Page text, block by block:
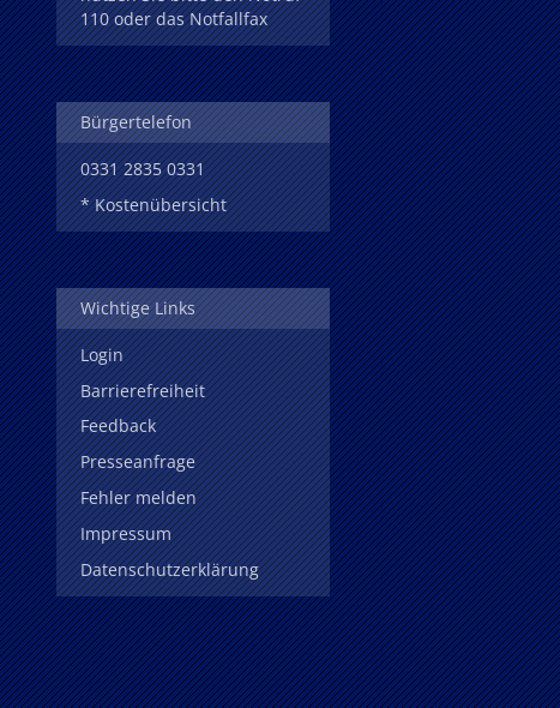
110 oder das Notfallfax
Bürgertelefon
0331 2835 0331
* Kostenübersicht
Wichtige Links
Login
Barrierefreiheit
Feedback
Presseanfrage
Fehler melden
Impressum
Datenschutzerklärung